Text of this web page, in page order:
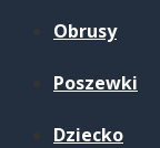
Obrusy
Poszewki
Dziecko